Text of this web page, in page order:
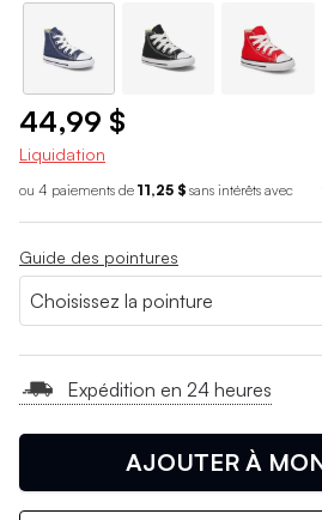
44,99 $
Liquidation
ou 4 paiements de 11,25 $ sans intérêts avec
Guide des pointures
Expédition en 24 heures
AJOUTER À